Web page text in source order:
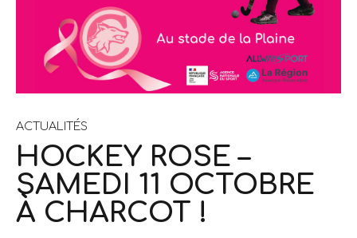
ACTUALITÉS
HOCKEY ROSE –
SAMEDI 11 OCTOBRE
À CHARCOT !